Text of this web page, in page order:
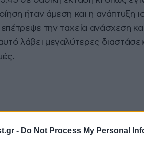
- Do Not Process My Personal
ήταν άμεση και η ανάπτυξη
την ταχεία ανάσχεση
λάβει μεγαλύτερες